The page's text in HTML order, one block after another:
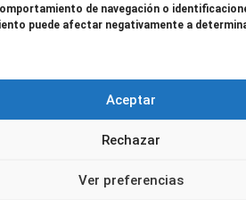
de navegación o
puede afectar negativamente a
Aceptar
Rechazar
Ver preferencias